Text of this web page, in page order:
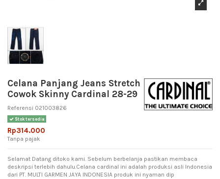
Celana Panjang Jeans Stretch
Cowok Skinny Cardinal 28-29
Referensi 021003826
Stok tersedia
Rp314.000
Tanpa pajak
Selamat Datang ditoko kami. Sebelum berbelanja pastikan membaca
deskripsi terlebih dahulu.Celana cardinal ini adalah produksi asli Indonesia
dari PT. MULTI GARMEN JAYA INDONESIA produk ini nyaman dip